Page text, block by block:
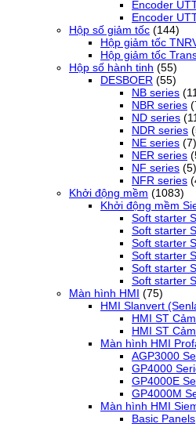
Encoder
Encoder
Hộp số giảm tốc (144)
Hộp giảm tốc
Hộp giảm tốc
Hộp số hành tinh (55)
DESBOER (55)
NB series
NBR series
ND series
NDR series
NE series (7)
NER series
NF series (5)
NFR series
Khởi động mềm (1083)
Khởi động mềm
Soft starter
Soft starter
Soft starter
Soft starter
Soft starter
Soft starter
Màn hình HMI (75)
HMI Slanvert
HMI ST
HMI ST
Màn hình HMI
AGP3000
GP4000
GP4000E
GP4000M
Màn hình HMI
Basic Panels